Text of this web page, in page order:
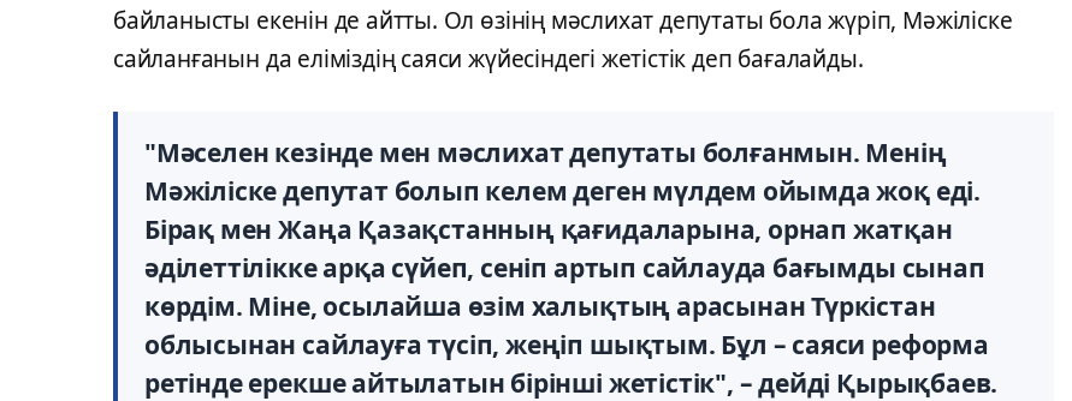
байланысты екенін де айтты. Ол өзінің мәслихат депутаты бола жүріп, Мәжіліске
сайланғанын да еліміздің саяси жүйесіндегі жетістік деп бағалайды.
"Мәселен кезінде мен мәслихат депутаты болғанмын. Менің
Мәжіліске депутат болып келем деген мүлдем ойымда жоқ еді.
Бірақ мен Жаңа Қазақстанның қағидаларына, орнап жатқан
әділеттілікке арқа сүйеп, сеніп артып сайлауда бағымды сынап
көрдім. Міне, осылайша өзім халықтың арасынан Түркістан
облысынан сайлауға түсіп, жеңіп шықтым. Бұл – саяси реформа
ретінде ерекше айтылатын бірінші жетістік", – дейді Қырықбаев.